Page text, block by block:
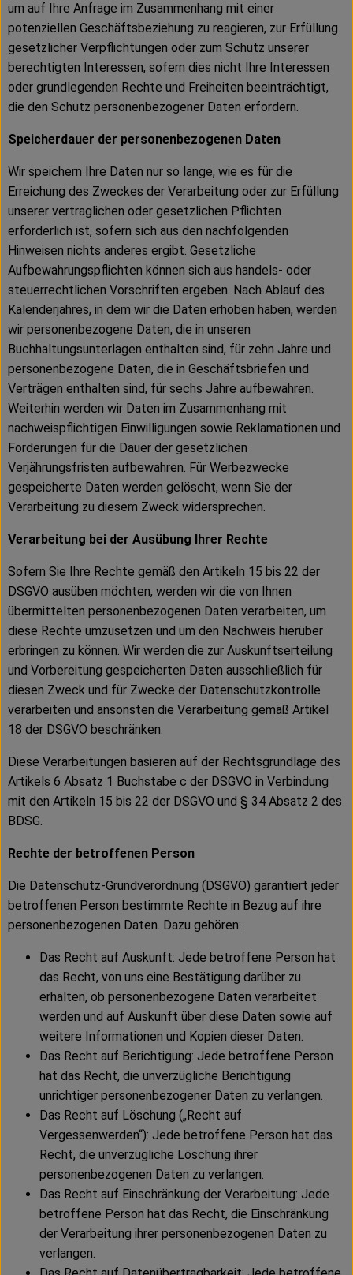
um auf Ihre Anfrage im Zusammenhang mit einer
potenziellen Geschäftsbeziehung zu reagieren, zur Erfüllung
gesetzlicher Verpflichtungen oder zum Schutz unserer
berechtigten Interessen, sofern dies nicht Ihre Interessen
oder grundlegenden Rechte und Freiheiten beeinträchtigt,
die den Schutz personenbezogener Daten erfordern.
Speicherdauer der personenbezogenen Daten
Wir speichern Ihre Daten nur so lange, wie es für die
Erreichung des Zweckes der Verarbeitung oder zur Erfüllung
unserer vertraglichen oder gesetzlichen Pflichten
erforderlich ist, sofern sich aus den nachfolgenden
Hinweisen nichts anderes ergibt. Gesetzliche
Aufbewahrungspflichten können sich aus handels- oder
steuerrechtlichen Vorschriften ergeben. Nach Ablauf des
Kalenderjahres, in dem wir die Daten erhoben haben, werden
wir personenbezogene Daten, die in unseren
Buchhaltungsunterlagen enthalten sind, für zehn Jahre und
personenbezogene Daten, die in Geschäftsbriefen und
Verträgen enthalten sind, für sechs Jahre aufbewahren.
Weiterhin werden wir Daten im Zusammenhang mit
nachweispflichtigen Einwilligungen sowie Reklamationen und
Forderungen für die Dauer der gesetzlichen
Verjährungsfristen aufbewahren. Für Werbezwecke
gespeicherte Daten werden gelöscht, wenn Sie der
Verarbeitung zu diesem Zweck widersprechen.
Verarbeitung bei der Ausübung Ihrer Rechte
Sofern Sie Ihre Rechte gemäß den Artikeln 15 bis 22 der
DSGVO ausüben möchten, werden wir die von Ihnen
übermittelten personenbezogenen Daten verarbeiten, um
diese Rechte umzusetzen und um den Nachweis hierüber
erbringen zu können. Wir werden die zur Auskunftserteilung
und Vorbereitung gespeicherten Daten ausschließlich für
diesen Zweck und für Zwecke der Datenschutzkontrolle
verarbeiten und ansonsten die Verarbeitung gemäß Artikel
18 der DSGVO beschränken.
Diese Verarbeitungen basieren auf der Rechtsgrundlage des
Artikels 6 Absatz 1 Buchstabe c der DSGVO in Verbindung
mit den Artikeln 15 bis 22 der DSGVO und § 34 Absatz 2 des
BDSG.
Rechte der betroffenen Person
Die Datenschutz-Grundverordnung (DSGVO) garantiert jeder
betroffenen Person bestimmte Rechte in Bezug auf ihre
personenbezogenen Daten. Dazu gehören:
Das Recht auf Auskunft: Jede betroffene Person hat
das Recht, von uns eine Bestätigung darüber zu
erhalten, ob personenbezogene Daten verarbeitet
werden und auf Auskunft über diese Daten sowie auf
weitere Informationen und Kopien dieser Daten.
Das Recht auf Berichtigung: Jede betroffene Person
hat das Recht, die unverzügliche Berichtigung
unrichtiger personenbezogener Daten zu verlangen.
Das Recht auf Löschung („Recht auf
Vergessenwerden“): Jede betroffene Person hat das
Recht, die unverzügliche Löschung ihrer
personenbezogenen Daten zu verlangen.
Das Recht auf Einschränkung der Verarbeitung: Jede
betroffene Person hat das Recht, die Einschränkung
der Verarbeitung ihrer personenbezogenen Daten zu
verlangen.